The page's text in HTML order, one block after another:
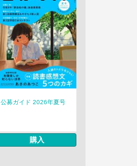
公募ガイド 2026年夏号
購入